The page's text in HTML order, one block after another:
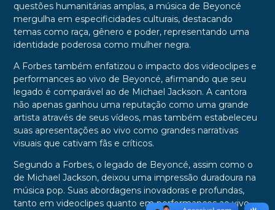
questões humanitárias amplas, a música de Beyoncé
mergulha em especificidades culturais, destacando
temas como raça, gênero e poder, representando uma
identidade poderosa como mulher negra.
A Forbes também enfatizou o impacto dos videoclipes e
performances ao vivo de Beyoncé, afirmando que seu
legado é comparável ao de Michael Jackson. A cantora
não apenas ganhou uma reputação como uma grande
artista através de seus vídeos, mas também estabeleceu
suas apresentações ao vivo como grandes narrativas
visuais que cativam fãs e críticos.
Segundo a Forbes, o legado de Beyoncé, assim como o
de Michael Jackson, deixou uma impressão duradoura na
música pop. Suas abordagens inovadoras e profundas,
tanto em videoclipes quanto em performances ao vivo,